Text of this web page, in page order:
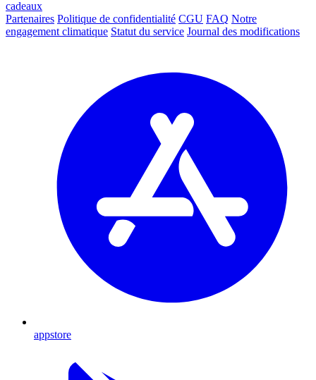
cadeaux
Partenaires Politique de confidentialité CGU FAQ Notre
engagement climatique Statut du service Journal des modifications
appstore